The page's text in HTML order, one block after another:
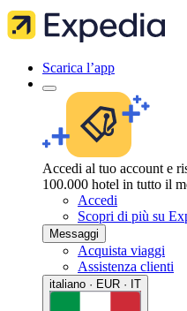
Scarica l’app
Accedi al tuo account e
100.000 hotel in tutto il
Accedi
Scopri di più su
Messaggi
Acquista viaggi
Assistenza clienti
italiano · EUR · IT